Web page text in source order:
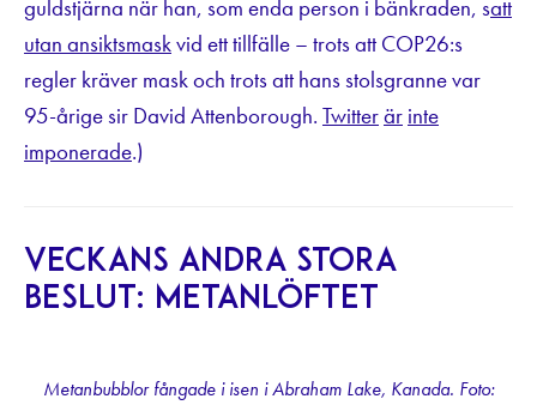
guldstjärna när han, som enda person i bänkraden, satt
utan ansiktsmaskvid ett tillfälle – trots att COP26:s
regler kräver mask och trots att hans stolsgranne var
95-årige sir David Attenborough. Twitterär inte
imponerade.)
Veckans andra stora
beslut: Metanlöftet
Metanbubblor fångade i isen i Abraham Lake, Kanada. Foto: